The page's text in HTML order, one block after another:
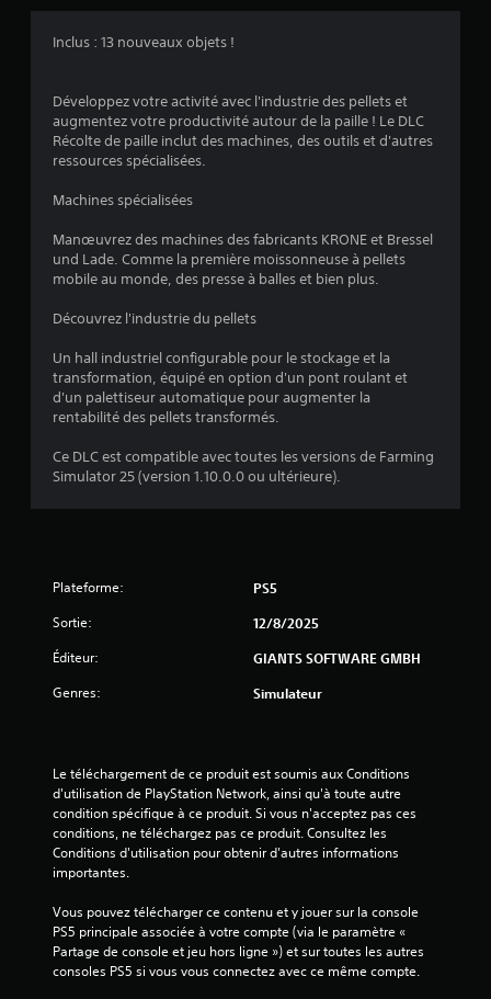
4
9
t
i
u
(
2
3
Inclus : 13 nouveaux objets !
Développez votre activité avec l'industrie des pellets et
augmentez votre productivité autour de la paille ! Le DLC
Récolte de paille inclut des machines, des outils et d'autres
ressources spécialisées.
Machines spécialisées
Manœuvrez des machines des fabricants KRONE et Bressel
und Lade. Comme la première moissonneuse à pellets
mobile au monde, des presse à balles et bien plus.
Découvrez l'industrie du pellets
Un hall industriel configurable pour le stockage et la
transformation, équipé en option d'un pont roulant et
d'un palettiseur automatique pour augmenter la
rentabilité des pellets transformés.
Ce DLC est compatible avec toutes les versions de Farming
Simulator 25 (version 1.10.0.0 ou ultérieure).
Plateforme: PS5
Sortie: 12/8/2025
Éditeur: GIANTS SOFTWARE GMBH
Genres: Simulateur
Le téléchargement de ce produit est soumis aux Conditions
d'utilisation de PlayStation Network, ainsi qu'à toute autre
condition spécifique à ce produit. Si vous n'acceptez pas ces
conditions, ne téléchargez pas ce produit. Consultez les
Conditions d'utilisation pour obtenir d'autres informations
importantes.
Vous pouvez télécharger ce contenu et y jouer sur la console
PS5 principale associée à votre compte (via le paramètre «
Partage de console et jeu hors ligne ») et sur toutes les autres
consoles PS5 si vous vous connectez avec ce même compte.